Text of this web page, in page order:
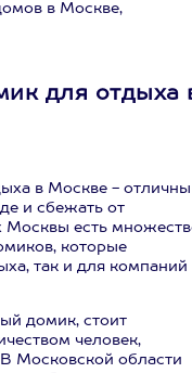
в Москве,
для отдыха
в Москве -
и сбежать от
Москвы есть
которые
так и для компаний
домик, стоит
человек,
Московской области